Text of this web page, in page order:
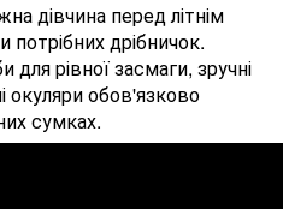
дівчина перед літнім
потрібних дрібничок.
для рівної засмаги, зручні
окуляри обов'язково
сумках.